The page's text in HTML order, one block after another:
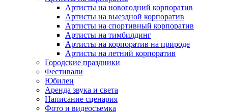
Артисты на новогодний корпоратив
Артисты на выездной корпоратив
Артисты на спортивный корпоратив
Артисты на тимбилдинг
Артисты на корпоратив на природе
Артисты на летний корпоратив
Городские праздники
Фестивали
Юбилеи
Аренда звука и света
Написание сценария
Фото и видеосъемка